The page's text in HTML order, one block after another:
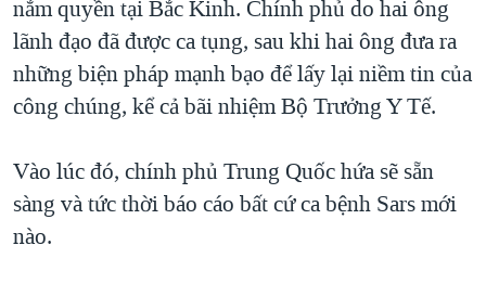
nắm quyền tại Bắc Kinh. Chính phủ do hai ông
lãnh đạo đã được ca tụng, sau khi hai ông đưa ra
những biện pháp mạnh bạo để lấy lại niềm tin của
công chúng, kể cả bãi nhiệm Bộ Trưởng Y Tế.
Vào lúc đó, chính phủ Trung Quốc hứa sẽ sẵn
sàng và tức thời báo cáo bất cứ ca bệnh Sars mới
nào.